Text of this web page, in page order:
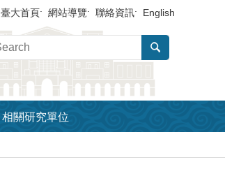
臺大首頁 網站導覽 聯絡資訊 English
相關研究單位